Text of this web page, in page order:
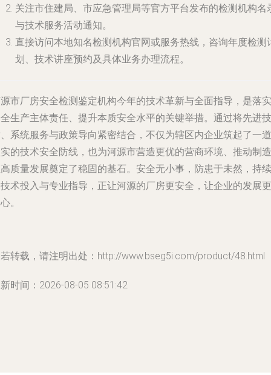
关注市住建局、市应急管理局等官方平台发布的检测机构名
与技术服务活动通知。
直接访问本地知名检测机构官网或服务热线，咨询年度检测
划、技术讲座预约及具体业务办理流程。
市厂房安全检测鉴定机构今年的技术革新与全面指导，是落实
生产主体责任、提升本质安全水平的关键举措。通过将先进技
系统服务与政策导向紧密结合，不仅为辖区内企业筑起了一道
的技术安全防线，也为河源市营造更优的营商环境、推动制造
质量发展奠定了稳固的基石。安全无小事，防患于未然，持续
术投入与专业指导，正让河源的厂房更安全，让企业的发展更
。
转载，请注明出处：http://www.bseg5i.com/product/48.html
时间：2026-08-05 08:51:42